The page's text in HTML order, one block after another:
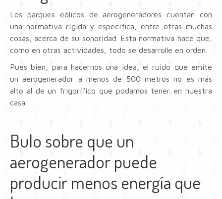
Los parques eólicos de aerogeneradores cuentan con
una normativa rígida y específica, entre otras muchas
cosas, acerca de su sonoridad. Esta normativa hace que,
como en otras actividades, todo se desarrolle en orden.
Pues bien, para hacernos una idea, el ruido que emite
un aerogenerador a menos de 500 metros no es más
alto al de un frigorífico que podamos tener en nuestra
casa.
Bulo sobre que un
aerogenerador puede
producir menos energía que